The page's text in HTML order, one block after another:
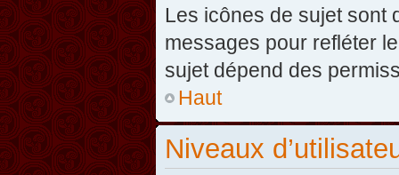
Les icônes de sujet sont
messages pour refléter
sujet dépend des
Haut
Niveaux